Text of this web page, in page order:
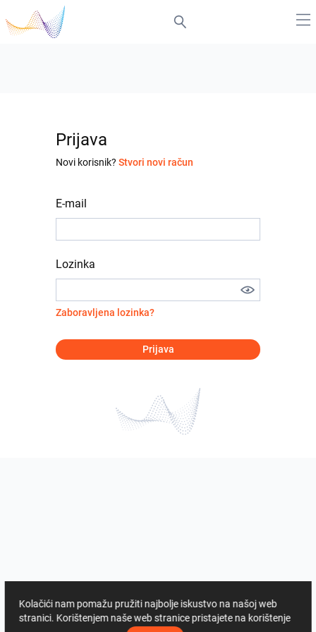
Prijava
Novi korisnik? Stvori novi račun
E-mail
Lozinka
Zaboravljena lozinka?
Prijava
Kolačići nam pomažu pružiti najbolje iskustvo na našoj web
stranici. Korištenjem naše web stranice pristajete na korištenje